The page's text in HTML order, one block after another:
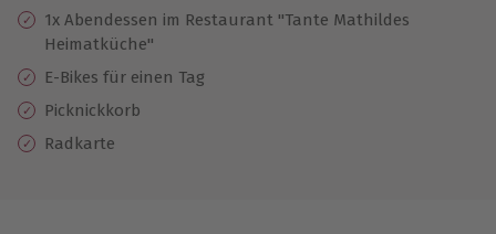
1x Abendessen im Restaurant "Tante Mathildes
Heimatküche"
E-Bikes für einen Tag
Picknickkorb
Radkarte